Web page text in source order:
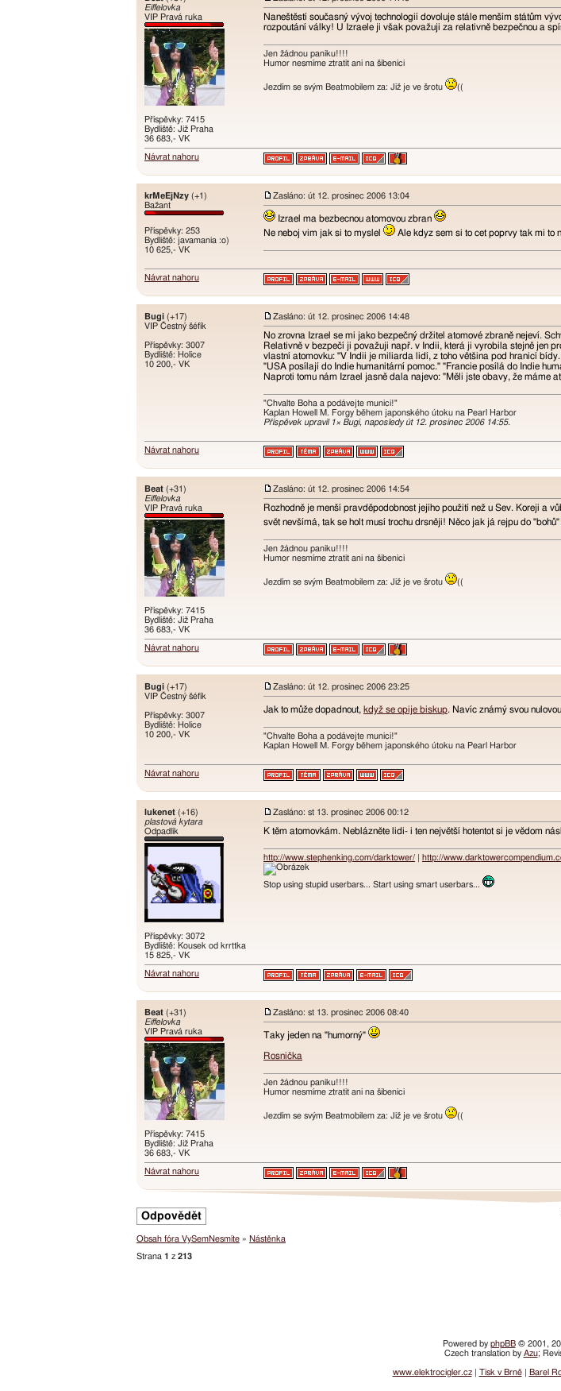
Eiffelovka
VIP Pravá ruka
Příspěvky: 7415
Bydliště: Již Praha
36 683,- VK
Naneštěstí současný vývoj technologií dovoluje stále menším státům
rozpoutání války! U Izraele ji však považuji za relativně bezpečnou a
Jen žádnou paniku!!!!
Humor nesmíme ztratit ani na šibenici
Jezdím se svým Beatmobilem za: Již je ve šrotu ((
Návrat nahoru
krMeEjNzy (+1)
Bažant
Příspěvky: 253
Bydliště: javamania :o)
10 625,- VK
Zasláno: út 12. prosinec 2006 13:04
Izrael ma bezbecnou atomovou zbran
Ne neboj vim jak si to myslel
Ale kdyz sem si to cet poprvy tak mi to
Návrat nahoru
Bugi (+17)
VIP Čestný šéfík
Příspěvky: 3007
Bydliště: Holice
10 200,- VK
Zasláno: út 12. prosinec 2006 14:48
No zrovna Izrael se mi jako bezpečný držitel atomové zbraně nejeví.
Relativně v bezpečí ji považuji např. v Indii, která ji vyrobila stejně jen
vlastní atomovku: "V Indii je miliarda lidí, z toho většina pod hranicí
"USA posílají do Indie humanitární pomoc." "Francie posílá do Indie
Naproti tomu nám Izrael jasně dala najevo: "Měli jste obavy, že máme
"Chvalte Boha a podávejte munici!"
Kaplan Howell M. Forgy během japonského útoku na Pearl Harbor
Příspěvek upravil 1× Bugi, naposledy út 12. prosinec 2006 14:55.
Návrat nahoru
Beat (+31)
Eiffelovka
VIP Pravá ruka
Příspěvky: 7415
Bydliště: Již Praha
36 683,- VK
Zasláno: út 12. prosinec 2006 14:54
Rozhodně je menší pravděpodobnost jejího použití než u Sev. Koreji a
svět nevšímá, tak se holt musí trochu drsněji! Něco jak já rejpu do "bohů"
Jen žádnou paniku!!!!
Humor nesmíme ztratit ani na šibenici
Jezdím se svým Beatmobilem za: Již je ve šrotu ((
Návrat nahoru
Bugi (+17)
VIP Čestný šéfík
Příspěvky: 3007
Bydliště: Holice
10 200,- VK
Zasláno: út 12. prosinec 2006 23:25
Jak to může dopadnout, když se opije biskup. Navíc známý svou
"Chvalte Boha a podávejte munici!"
Kaplan Howell M. Forgy během japonského útoku na Pearl Harbor
Návrat nahoru
lukenet (+16)
plastová kytara
Odpadlík
Příspěvky: 3072
Bydliště: Kousek od krrttka
15 825,- VK
Zasláno: st 13. prosinec 2006 00:12
K těm atomovkám. Neblázněte lidi- i ten největší hotentot si je vědom
http://www.stephenking.com/darktower/ http://
Stop using stupid userbars... Start using smart userbars...
Návrat nahoru
Beat (+31)
Eiffelovka
VIP Pravá ruka
Příspěvky: 7415
Bydliště: Již Praha
36 683,- VK
Zasláno: st 13. prosinec 2006 08:40
Taky jeden na "humorný"
Rosnička
Jen žádnou paniku!!!!
Humor nesmíme ztratit ani na šibenici
Jezdím se svým Beatmobilem za: Již je ve šrotu ((
Návrat nahoru
Odpovědět
Obsah fóra VySemNesmíte » Nástěnka
Strana 1 z 213
Powered by phpBB© 2001,
Czech translation by Azu;
www.elektrocigler.cz| Tisk v Brně| Barel